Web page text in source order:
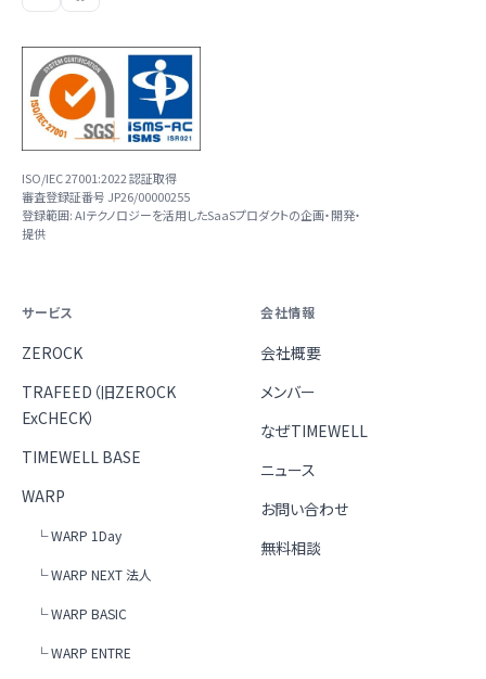
ISO/IEC 27001:2022 認証取得
審査登録証番号 JP26/00000255
登録範囲: AIテクノロジーを活用したSaaSプロダクトの企画・開発・
提供
サービス
ZEROCK
TRAFEED（旧ZEROCK
ExCHECK）
TIMEWELL BASE
WARP
└ WARP 1Day
└ WARP NEXT 法人
└ WARP BASIC
└ WARP ENTRE
会社情報
会社概要
メンバー
なぜTIMEWELL
ニュース
お問い合わせ
無料相談